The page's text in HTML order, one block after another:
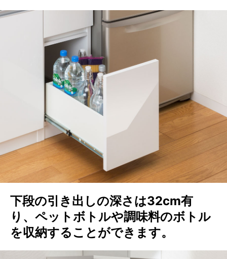
下段の引き出しの深さは32cm有
り、ペットボトルや調味料のボトル
を収納することができます。